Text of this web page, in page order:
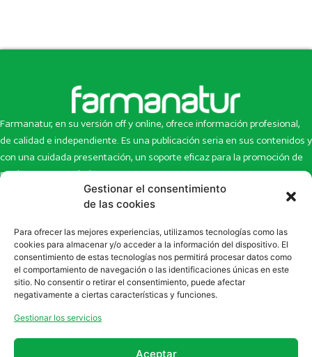
Gestionar el consentimiento
de las cookies
Para ofrecer las mejores experiencias, utilizamos tecnologías como las
cookies para almacenar y/o acceder a la información del dispositivo. El
consentimiento de estas tecnologías nos permitirá procesar datos como
el comportamiento de navegación o las identificaciones únicas en este
sitio. No consentir o retirar el consentimiento, puede afectar
negativamente a ciertas características y funciones.
Gestionar los servicios
Aceptar
Farmanatur, en su versión off y online, ofrece información profesional,
de calidad e independiente. Es una publicación seria en sus contenidos y
con una cuidada presentación, un soporte eficaz para la promoción de
productos y novedades.
Inicio
Newsletter
Eco Multimedia
Contacto
Artículos
Escaparate
Enlaces de interés
SUSCRÍBETE A NUESTRO NEWSLETTER
la sección deNewsletter